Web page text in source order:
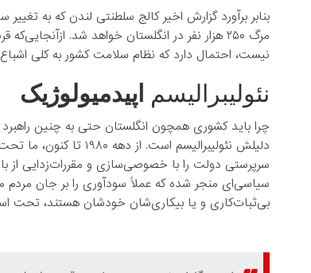
بنابر برآورد گزارش اخیر کالج سلطنتی لندن که به
مرگ ۲۵۰ هزار نفر در انگلستان خواهد شد.
نیست، احتمال دارد که نظام سلامت کشور به کلی
نئولیبرالیسم اپیدمیولوژیک
چرا باید کشوری همچون انگلستان حتی به چنین راهبرد
دلیلش نئولیبرالیسم
سرپرستی دولت را با خصوصی‌سازی و مقررات‌زدایی از
سیاسی‌ای منجر شده که عملاً سودآوری را بر جان مردم
بی‌ثبات‌کاری و یا بیکاری‌شان خودشان هستند، تحت‌